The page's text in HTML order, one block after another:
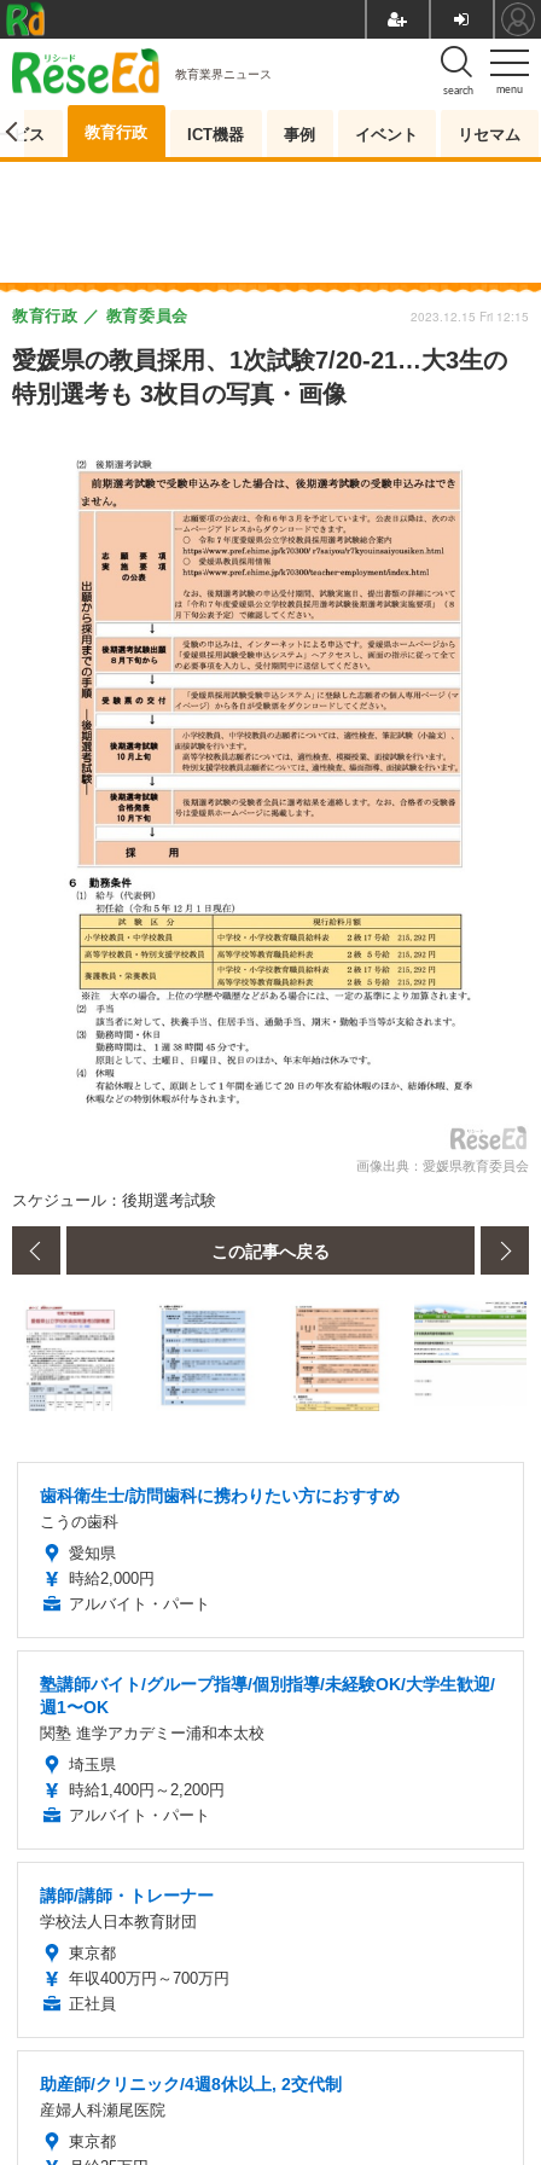
menu
search
教育業界ニュース
ビス 教育行政 ICT機器 事例 イベント リセマム
愛媛県の教員採用、1次試験7/20-21…大3生の
特別選考も 3枚目の写真・画像
教育行政 教育委員会 2023.12.15 Fri 12:15
画像出典：愛媛県教育委員会
スケジュール：後期選考試験
この記事へ戻る
歯科衛生士/訪問歯科に携わりたい方におすすめ
こうの歯科
愛知県
時給2,000円
アルバイト・パート
塾講師バイト/グループ指導/個別指導/未経験OK/大学生歓迎/
週1〜OK
関塾 進学アカデミー浦和本太校
埼玉県
時給1,400円～2,200円
アルバイト・パート
講師/講師・トレーナー
学校法人日本教育財団
東京都
年収400万円～700万円
正社員
助産師/クリニック/4週8休以上, 2交代制
産婦人科瀬尾医院
東京都